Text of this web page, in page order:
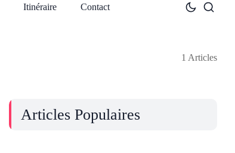
Itinéraire Contact
1 Articles
Articles Populaires